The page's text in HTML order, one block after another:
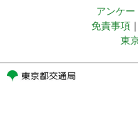
アンケー
免責事項 ｜
東